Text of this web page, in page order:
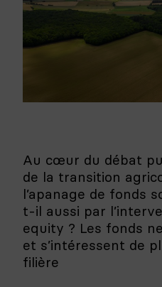
Au cœur du débat
de la transition
l’apanage de fonds
t-il aussi par
equity ? Les fonds
et s’intéressent de
filière